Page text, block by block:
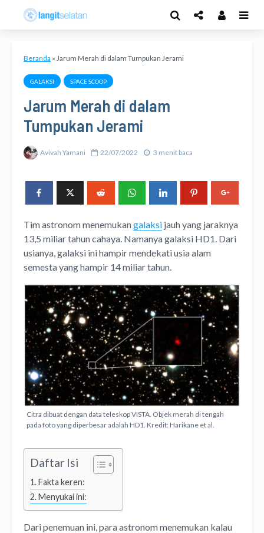
Beranda » Jarum Merah di dalam Tumpukan Jerami
GALAKSI SPACE SCOOP
Jarum Merah di dalam
Tumpukan Jerami
Avivah Yamani 22/07/2022 3 menit baca
Tim astronom menemukangalaksi jauh yang jaraknya
13,5 miliar tahun cahaya. Namanya galaksi HD1. Dari
usianya, galaksi ini hampir mendekati usia alam
semesta yang hampir 14 miliar tahun.
Citra dibuat dengan data teleskop VISTA. Objek merah di tengah
pada foto yang diperbesar adalah HD1. Kredit: Harikane et al.
Daftar Isi
Fakta keren:
Menyukai ini:
Dari penemuan ini, para astronom menemukan kalau